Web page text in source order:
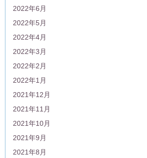
2022年6月
2022年5月
2022年4月
2022年3月
2022年2月
2022年1月
2021年12月
2021年11月
2021年10月
2021年9月
2021年8月